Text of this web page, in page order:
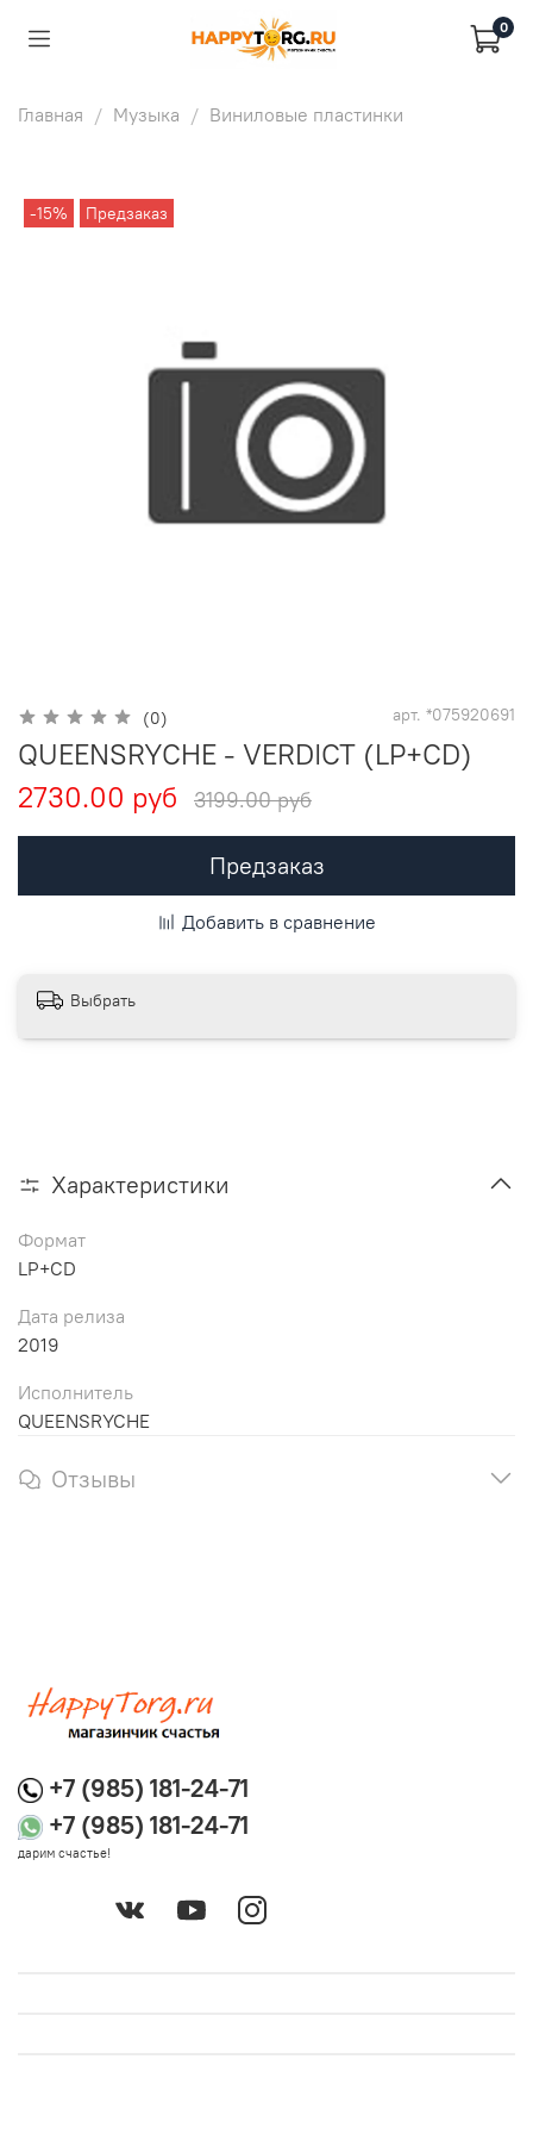
0
Главная Музыка Виниловые пластинки
-15% Предзаказ
(0) арт. *075920691
QUEENSRYCHE - VERDICT (LP+CD)
2730.00 руб
3199.00 руб
Предзаказ
Добавить в сравнение
Выбрать
Характеристики
Формат
LP+CD
Дата релиза
2019
Исполнитель
QUEENSRYCHE
Отзывы
+7 (985) 181-24-71
+7 (985) 181-24-71
дарим счастье!